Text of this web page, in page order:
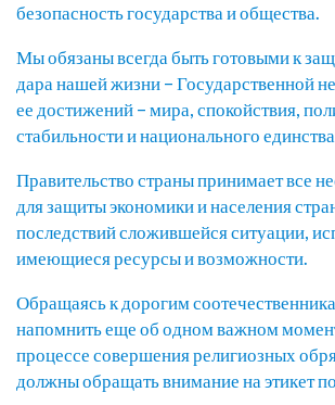
безопасность государства и общества.
Мы обязаны всегда быть готовыми к
дара нашей жизни – Государственной
ее достижений – мира, спокойствия,
стабильности и национального
Правительство страны принимает все
для защиты экономики и населения
последствий сложившейся ситуации,
имеющиеся ресурсы и возможности.
Обращаясь к дорогим
напомнить еще об одном важном
процессе совершения религиозных
должны обращать внимание на этикет